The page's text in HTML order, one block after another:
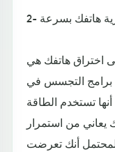
هاتفك بسرعة
اختراق هاتفك هي
برامج التجسس في
تستخدم الطاقة
يعاني من استمرار
أنك تعرضت